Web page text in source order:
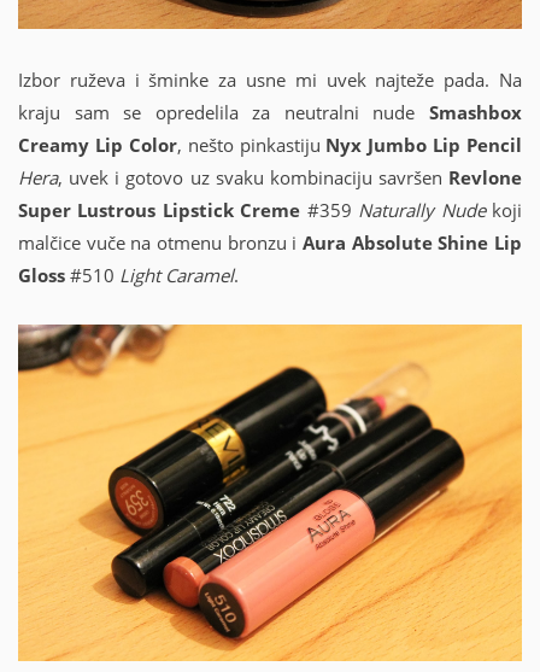
Izbor ruževa i šminke za usne mi uvek najteže pada. Na
kraju sam se opredelila za neutralni nude Smashbox
Creamy Lip Color, nešto pinkastiju Nyx Jumbo Lip Pencil
Hera, uvek i gotovo uz svaku kombinaciju savršen Revlone
Super Lustrous Lipstick Creme #359 Naturally Nudekoji
malčice vuče na otmenu bronzu i Aura Absolute Shine Lip
Gloss #510 Light Caramel.